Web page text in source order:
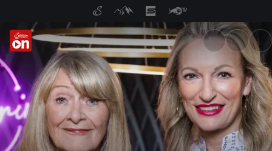
ServusTV On: Livestreams,